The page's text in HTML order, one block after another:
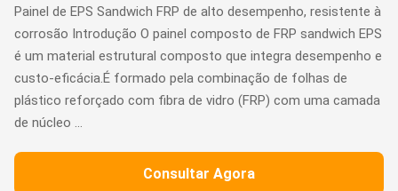
Painel de EPS Sandwich FRP de alto desempenho, resistente à
corrosão Introdução O painel composto de FRP sandwich EPS
é um material estrutural composto que integra desempenho e
custo-eficácia.É formado pela combinação de folhas de
plástico reforçado com fibra de vidro (FRP) com uma camada
de núcleo ...
Consultar Agora